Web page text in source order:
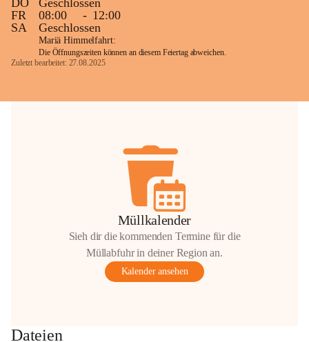
Wir bitten daher die umliegende
Bevölkerung um Verständnis.
Glück Auf!
GmbH
anrainer-service@omv.com
Bei Fragen, Anliegen oder Beschwerden.
Wartungsarbeiten
DO
Geschlossen
FR
08:00 - 12:00
SA
Geschlossen
Mariä Himmelfahrt:
Die Öffnungszeiten können an diesem Feiertag abweichen.
Zuletzt bearbeitet: 27.08.2025
Müllkalender
Sieh dir die kommenden Termine für die
Müllabfuhr in deiner Region an.
Kalender ansehen
Dateien